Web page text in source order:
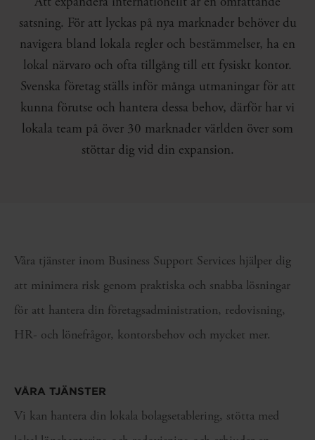
satsning. För att lyckas på nya marknader behöver du
navigera bland lokala regler och bestämmelser, ha en
lokal närvaro och ofta tillgång till ett fysiskt kontor.
Svenska företag ställs inför många utmaningar för att
kunna förutse och hantera dessa behov, därför har vi
lokala team på över 30 marknader världen över som
stöttar dig vid din expansion.
Våra tjänster inom Business Support Services hjälper dig
att minimera risk genom praktiska och snabba lösningar
för att hantera din företagsadministration, redovisning,
HR- och lönefrågor, kontorsbehov och mycket mer.
VÅRA TJÄNSTER
Vi kan hantera din lokala bolagsetablering, stötta med